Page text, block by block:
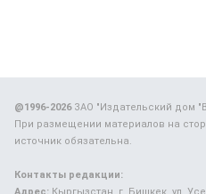
@1996-2026ЗАО "Издательский дом
При размещении материалов на
источник обязательна.
Контакты редакции: